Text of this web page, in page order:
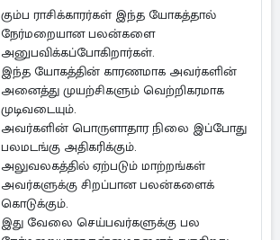
கும்ப ராசிக்காரர்கள் இந்த யோகத்தால்
நேர்மறையான பலன்களை
அனுபவிக்கப்போகிறார்கள்.
இந்த யோகத்தின் காரணமாக அவர்களின்
அனைத்து முயற்சிகளும் வெற்றிகரமாக
முடிவடையும்.
அவர்களின் பொருளாதார நிலை இப்போது
பலமடங்கு அதிகரிக்கும்.
அலுவலகத்தில் ஏற்படும் மாற்றங்கள்
அவர்களுக்கு சிறப்பான பலன்களைக்
கொடுக்கும்.
இது வேலை செய்பவர்களுக்கு பல